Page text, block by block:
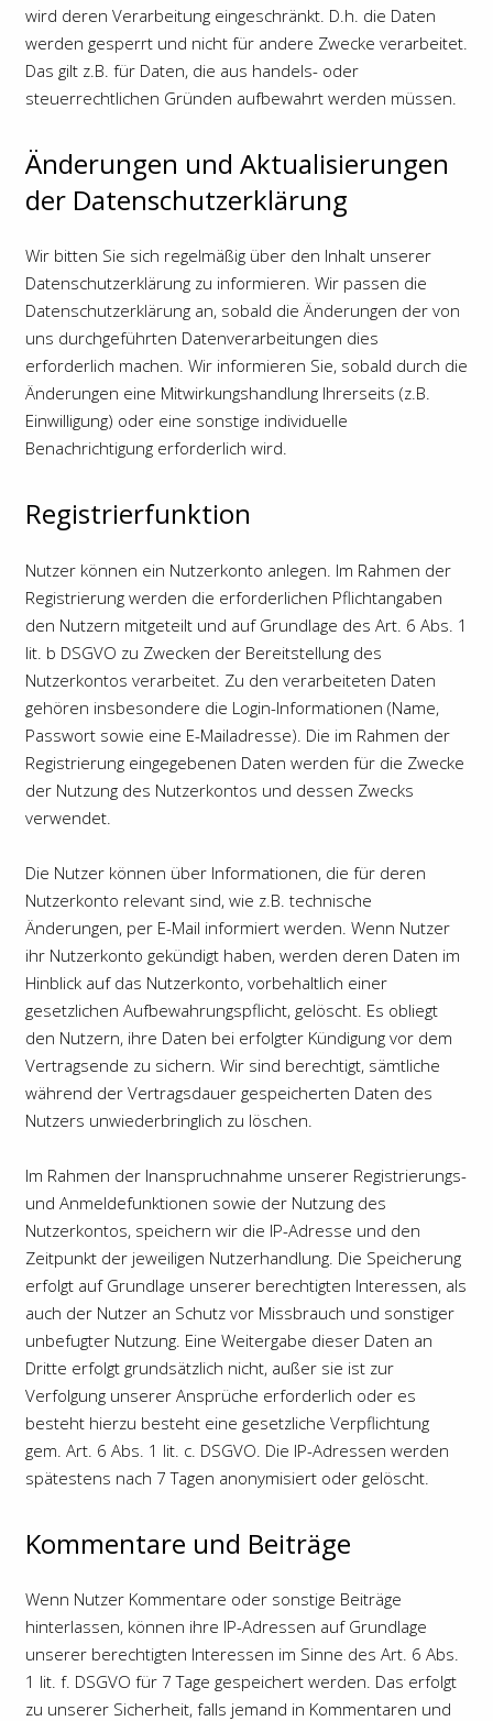
wird deren Verarbeitung eingeschränkt. D.h. die Daten
werden gesperrt und nicht für andere Zwecke verarbeitet.
Das gilt z.B. für Daten, die aus handels- oder
steuerrechtlichen Gründen aufbewahrt werden müssen.
Änderungen und Aktualisierungen
der Datenschutzerklärung
Wir bitten Sie sich regelmäßig über den Inhalt unserer
Datenschutzerklärung zu informieren. Wir passen die
Datenschutzerklärung an, sobald die Änderungen der von
uns durchgeführten Datenverarbeitungen dies
erforderlich machen. Wir informieren Sie, sobald durch die
Änderungen eine Mitwirkungshandlung Ihrerseits (z.B.
Einwilligung) oder eine sonstige individuelle
Benachrichtigung erforderlich wird.
Registrierfunktion
Nutzer können ein Nutzerkonto anlegen. Im Rahmen der
Registrierung werden die erforderlichen Pflichtangaben
den Nutzern mitgeteilt und auf Grundlage des Art. 6 Abs. 1
lit. b DSGVO zu Zwecken der Bereitstellung des
Nutzerkontos verarbeitet. Zu den verarbeiteten Daten
gehören insbesondere die Login-Informationen (Name,
Passwort sowie eine E-Mailadresse). Die im Rahmen der
Registrierung eingegebenen Daten werden für die Zwecke
der Nutzung des Nutzerkontos und dessen Zwecks
verwendet.
Die Nutzer können über Informationen, die für deren
Nutzerkonto relevant sind, wie z.B. technische
Änderungen, per E-Mail informiert werden. Wenn Nutzer
ihr Nutzerkonto gekündigt haben, werden deren Daten im
Hinblick auf das Nutzerkonto, vorbehaltlich einer
gesetzlichen Aufbewahrungspflicht, gelöscht. Es obliegt
den Nutzern, ihre Daten bei erfolgter Kündigung vor dem
Vertragsende zu sichern. Wir sind berechtigt, sämtliche
während der Vertragsdauer gespeicherten Daten des
Nutzers unwiederbringlich zu löschen.
Im Rahmen der Inanspruchnahme unserer Registrierungs-
und Anmeldefunktionen sowie der Nutzung des
Nutzerkontos, speichern wir die IP-Adresse und den
Zeitpunkt der jeweiligen Nutzerhandlung. Die Speicherung
erfolgt auf Grundlage unserer berechtigten Interessen, als
auch der Nutzer an Schutz vor Missbrauch und sonstiger
unbefugter Nutzung. Eine Weitergabe dieser Daten an
Dritte erfolgt grundsätzlich nicht, außer sie ist zur
Verfolgung unserer Ansprüche erforderlich oder es
besteht hierzu besteht eine gesetzliche Verpflichtung
gem. Art. 6 Abs. 1 lit. c. DSGVO. Die IP-Adressen werden
spätestens nach 7 Tagen anonymisiert oder gelöscht.
Kommentare und Beiträge
Wenn Nutzer Kommentare oder sonstige Beiträge
hinterlassen, können ihre IP-Adressen auf Grundlage
unserer berechtigten Interessen im Sinne des Art. 6 Abs.
1 lit. f. DSGVO für 7 Tage gespeichert werden. Das erfolgt
zu unserer Sicherheit, falls jemand in Kommentaren und